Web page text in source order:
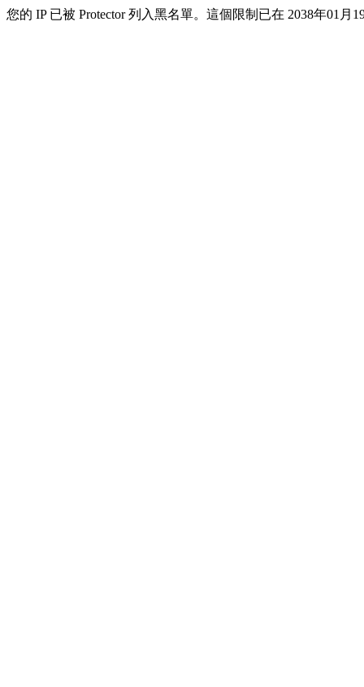
您的 IP 已被 Protector 列入黑名單。這個限制已在 2038年01月